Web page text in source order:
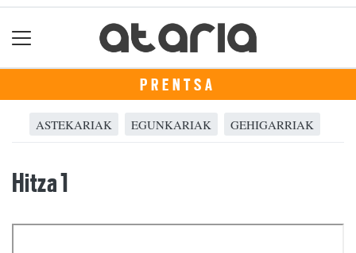
PRENTSA
ASTEKARIAK EGUNKARIAK GEHIGARRIAK
Hitza 1